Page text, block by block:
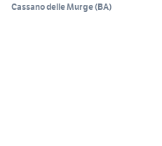
Cassano delle Murge(BA)